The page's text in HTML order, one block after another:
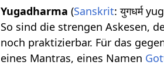
Yugadharma (Sanskrit: युगधर्म
So sind die strengen Askesen,
noch praktizierbar. Für das
eines Mantras, eines Namen